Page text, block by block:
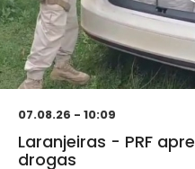
07.08.26 - 10:09
Laranjeiras - PRF
drogas